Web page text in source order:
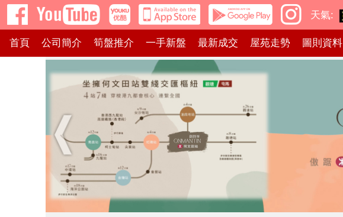
天氣:
首頁 公司簡介 筍盤推介 一手新盤 最新成交 屋苑走勢 圖則資料